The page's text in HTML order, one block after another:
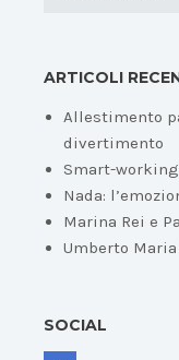
ARTICOLI
Allestimento
divertimento
Smart-
Nada:
Marina Rei e
Umberto
SOCIAL